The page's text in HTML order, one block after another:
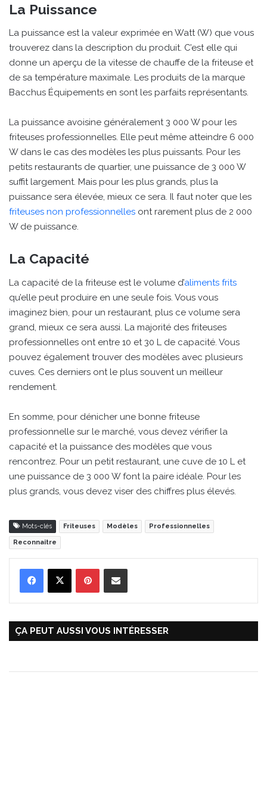
La Puissance
La puissance est la valeur exprimée en Watt (W) que vous
trouverez dans la description du produit. C’est elle qui
donne un aperçu de la vitesse de chauffe de la friteuse et
de sa température maximale. Les produits de la marque
Bacchus Équipements en sont les parfaits représentants.
La puissance avoisine généralement 3 000 W pour les
friteuses professionnelles. Elle peut même atteindre 6 000
W dans le cas des modèles les plus puissants. Pour les
petits restaurants de quartier, une puissance de 3 000 W
suffit largement. Mais pour les plus grands, plus la
puissance sera élevée, mieux ce sera. Il faut noter que les
friteuses non professionnelles ont rarement plus de 2 000
W de puissance.
La Capacité
La capacité de la friteuse est le volume d’aliments frits
qu’elle peut produire en une seule fois. Vous vous
imaginez bien, pour un restaurant, plus ce volume sera
grand, mieux ce sera aussi. La majorité des friteuses
professionnelles ont entre 10 et 30 L de capacité. Vous
pouvez également trouver des modèles avec plusieurs
cuves. Ces derniers ont le plus souvent un meilleur
rendement.
En somme, pour dénicher une bonne friteuse
professionnelle sur le marché, vous devez vérifier la
capacité et la puissance des modèles que vous
rencontrez. Pour un petit restaurant, une cuve de 10 L et
une puissance de 3 000 W font la paire idéale. Pour les
plus grands, vous devez viser des chiffres plus élevés.
Mots-clés Friteuses Modèles Professionnelles
Reconnaitre
ÇA PEUT AUSSI VOUS INTÉRESSER